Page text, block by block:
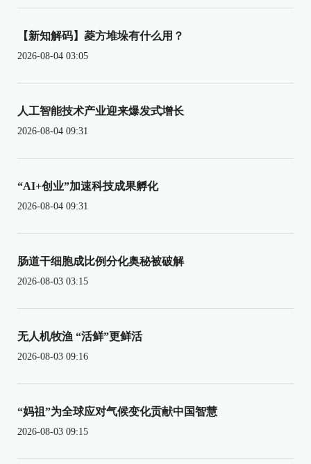
【新知解码】菱方堆垛有什么用？
2026-08-04 03:05
人工智能技术产业迎来爆发式增长
2026-08-04 09:31
“AI+创业”加速科技成果孵化
2026-08-04 09:31
肠道干细胞成比例分化奥秘被破解
2026-08-03 03:15
无人机牧渔 “活鲜”更鲜活
2026-08-03 09:16
“妈祖”为全球应对气候变化贡献中国智慧
2026-08-03 09:15